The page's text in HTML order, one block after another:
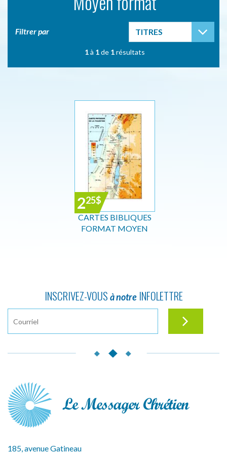
Filtrer par TITRES
1à 1de 1résultats
225$
CARTES BIBLIQUES
FORMAT MOYEN
INSCRIVEZ-VOUS à notreINFOLETTRE
185, avenue Gatineau